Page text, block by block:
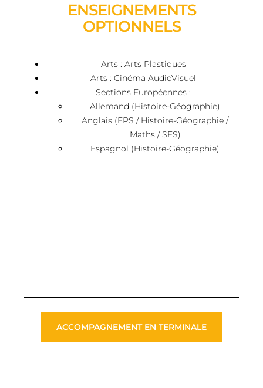
ENSEIGNEMENTS
OPTIONNELS
Arts : Arts Plastiques
Arts : Cinéma AudioVisuel
Sections Européennes :
Allemand (Histoire-Géographie)
Anglais (EPS / Histoire-Géographie /
Maths / SES)
Espagnol (Histoire-Géographie)
ACCOMPAGNEMENT EN TERMINALE